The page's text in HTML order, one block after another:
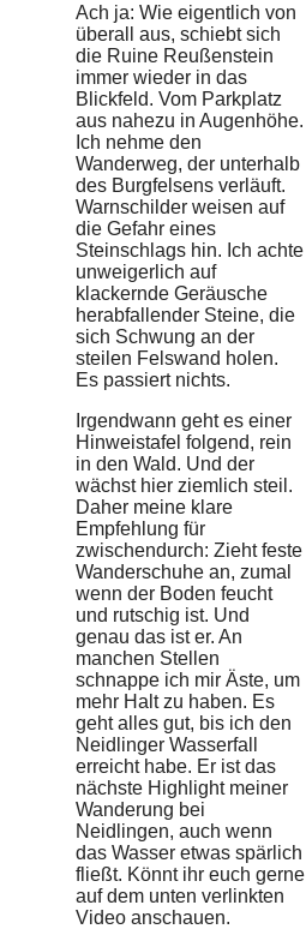
Ach ja: Wie eigentlich von
überall aus, schiebt sich
die Ruine Reußenstein
immer wieder in das
Blickfeld. Vom Parkplatz
aus nahezu in Augenhöhe.
Ich nehme den
Wanderweg, der unterhalb
des Burgfelsens verläuft.
Warnschilder weisen auf
die Gefahr eines
Steinschlags hin. Ich achte
unweigerlich auf
klackernde Geräusche
herabfallender Steine, die
sich Schwung an der
steilen Felswand holen.
Es passiert nichts.
Irgendwann geht es einer
Hinweistafel folgend, rein
in den Wald. Und der
wächst hier ziemlich steil.
Daher meine klare
Empfehlung für
zwischendurch: Zieht feste
Wanderschuhe an, zumal
wenn der Boden feucht
und rutschig ist. Und
genau das ist er. An
manchen Stellen
schnappe ich mir Äste, um
mehr Halt zu haben. Es
geht alles gut, bis ich den
Neidlinger Wasserfall
erreicht habe. Er ist das
nächste Highlight meiner
Wanderung bei
Neidlingen, auch wenn
das Wasser etwas spärlich
fließt. Könnt ihr euch gerne
auf dem unten verlinkten
Video anschauen.